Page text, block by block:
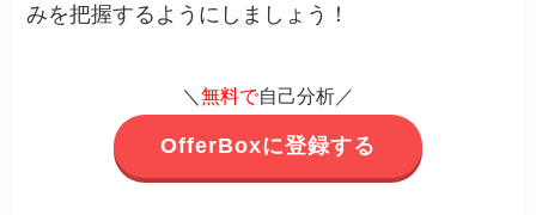
みを把握するようにしましょう！
＼ 無料で自己分析／
OfferBoxに登録する